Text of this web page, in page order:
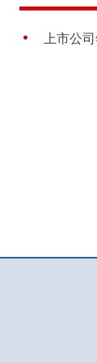
上市公